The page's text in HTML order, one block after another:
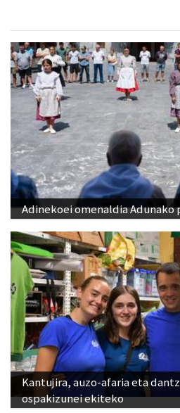
Adinekoei omenaldia Adunako
Kantujira, auzo-afaria eta
ospakizunei ekiteko